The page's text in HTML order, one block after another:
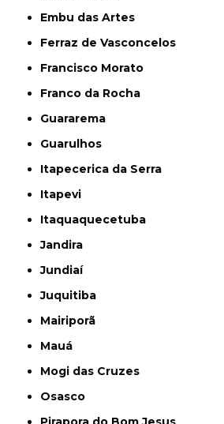
Embu das Artes
Ferraz de Vasconcelos
Francisco Morato
Franco da Rocha
Guararema
Guarulhos
Itapecerica da Serra
Itapevi
Itaquaquecetuba
Jandira
Jundiaí
Juquitiba
Mairiporã
Mauá
Mogi das Cruzes
Osasco